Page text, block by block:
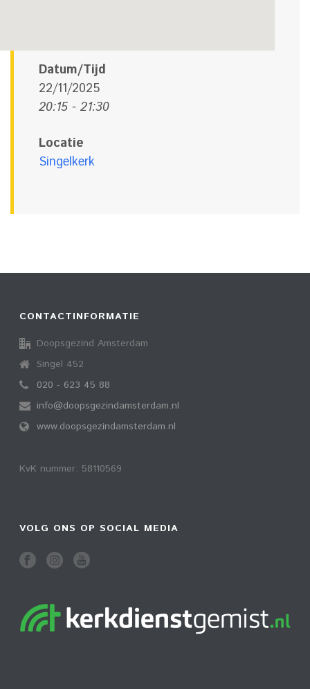
Datum/Tijd
22/11/2025
20:15 - 21:30
Locatie
Singelkerk
CONTACTINFORMATIE
Doopsgezind Amsterdam
Singel 452
020 - 623 45 88
info@doopsgezindamsterdam.nl
www.doopsgezindamsterdam.nl
KvK nummer: 58110569
VOLG ONS OP SOCIAL MEDIA